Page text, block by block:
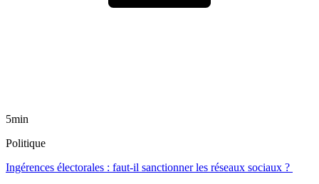
5min
Politique
Ingérences électorales : faut-il sanctionner les réseaux sociaux ?